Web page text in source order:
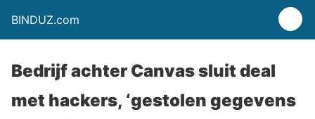
BINDUZ.com
Bedrijf achter Canvas sluit deal
met hackers, ‘gestolen gegevens